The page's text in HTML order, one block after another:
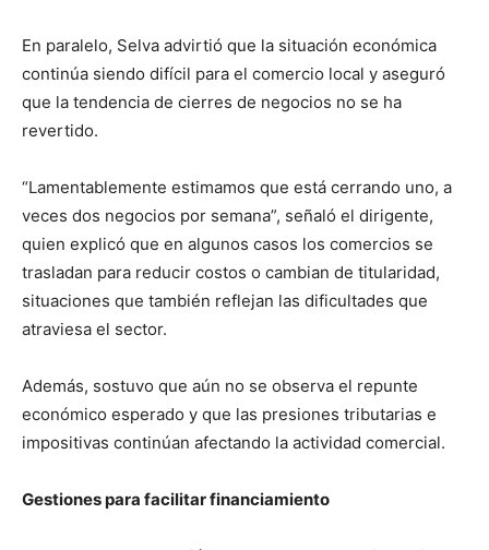
En paralelo, Selva advirtió que la situación económica
continúa siendo difícil para el comercio local y aseguró
que la tendencia de cierres de negocios no se ha
revertido.
“Lamentablemente estimamos que está cerrando uno, a
veces dos negocios por semana”, señaló el dirigente,
quien explicó que en algunos casos los comercios se
trasladan para reducir costos o cambian de titularidad,
situaciones que también reflejan las dificultades que
atraviesa el sector.
Además, sostuvo que aún no se observa el repunte
económico esperado y que las presiones tributarias e
impositivas continúan afectando la actividad comercial.
Gestiones para facilitar financiamiento